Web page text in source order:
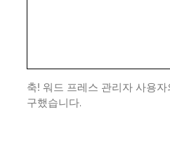
축! 워드 프레스 관리자 사용
구했습니다.